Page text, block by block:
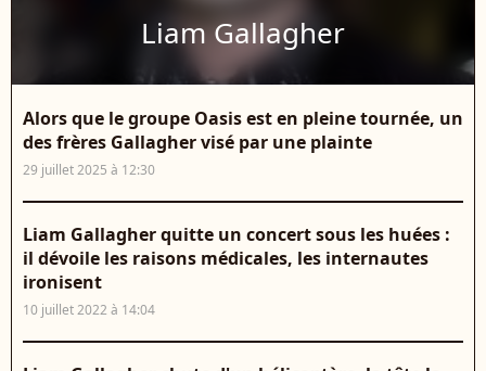
Liam Gallagher
Alors que le groupe Oasis est en pleine tournée, un
des frères Gallagher visé par une plainte
29 juillet 2025 à 12:30
Liam Gallagher quitte un concert sous les huées :
il dévoile les raisons médicales, les internautes
ironisent
10 juillet 2022 à 14:04